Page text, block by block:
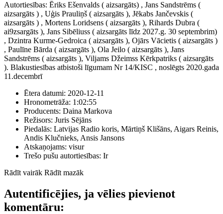
Autortiesības: Ēriks Ešenvalds ( aizsargāts) , Jans Sandstrēms (
aizsargāts ) , Uģis Prauliņš ( aizsargāts ), Jēkabs Jančevskis (
aizsargāts ) , Mortens Loridsens ( aizsargāts ), Rihards Dubra (
ai9zsargāts ), Jans Sibēliuss ( aizsargāts līdz 2027.g. 30 septembrim)
, Dzintra Kurme-Gedroica ( aizsargāts ), Ojārs Vācietis ( aizsargāts )
, Paulīne Bārda ( aizsargāts ), Ola Jeilo ( aizsargāts ), Jans
Sandstrēms ( aizsargāts ), Viljams Džeimss Kērkpatriks ( aizsargāts
). Blakustiesības atbistoši līgumam Nr 14/KISC , noslēgts 2020.gada
11.decembrī
Ētera datumi: 2020-12-11
Hronometrāža: 1:02:55
Producents: Daina Markova
Režisors: Juris Sējāns
Piedalās: Latvijas Radio koris, Mārtiņš Klišāns, Aigars Reinis,
Andis Klučnieks, Ansis Jansons
Atskaņojams: visur
Trešo pušu autortiesības: Ir
Rādīt vairāk Rādīt mazāk
Autentificējies, ja vēlies pievienot
komentāru: